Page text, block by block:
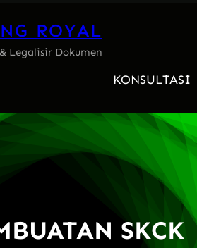
ROYAL
Legalisir Dokumen
KONSULTASI
SKCK